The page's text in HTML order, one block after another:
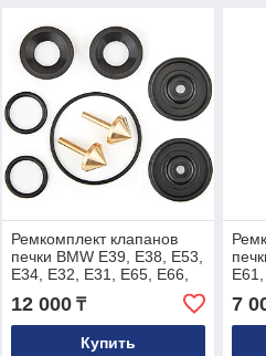
Ремкомплект клапанов
печки BMW E39, E38, E53,
E34, E32, E31, E65, E66,
E60, E61, E63, E64
12 000₸
Купить
7